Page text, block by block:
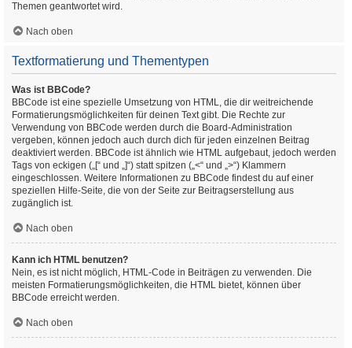
Themen geantwortet wird.
Nach oben
Textformatierung und Thementypen
Was ist BBCode?
BBCode ist eine spezielle Umsetzung von HTML, die dir weitreichende
Formatierungsmöglichkeiten für deinen Text gibt. Die Rechte zur
Verwendung von BBCode werden durch die Board-Administration
vergeben, können jedoch auch durch dich für jeden einzelnen Beitrag
deaktiviert werden. BBCode ist ähnlich wie HTML aufgebaut, jedoch werden
Tags von eckigen („[“ und „]“) statt spitzen („<“ und „>“) Klammern
eingeschlossen. Weitere Informationen zu BBCode findest du auf einer
speziellen Hilfe-Seite, die von der Seite zur Beitragserstellung aus
zugänglich ist.
Nach oben
Kann ich HTML benutzen?
Nein, es ist nicht möglich, HTML-Code in Beiträgen zu verwenden. Die
meisten Formatierungsmöglichkeiten, die HTML bietet, können über
BBCode erreicht werden.
Nach oben